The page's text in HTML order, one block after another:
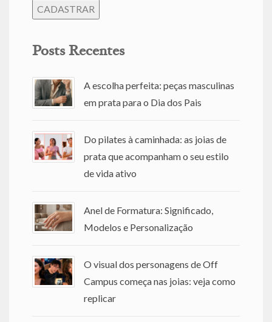
Posts Recentes
A escolha perfeita: peças masculinas
em prata para o Dia dos Pais
Do pilates à caminhada: as joias de
prata que acompanham o seu estilo
de vida ativo
Anel de Formatura: Significado,
Modelos e Personalização
O visual dos personagens de Off
Campus começa nas joias: veja como
replicar